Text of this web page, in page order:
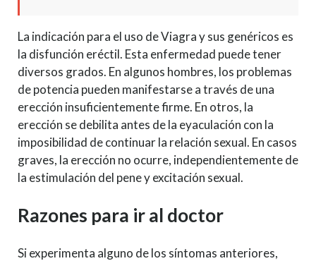
La indicación para el uso de Viagra y sus genéricos es
la disfunción eréctil. Esta enfermedad puede tener
diversos grados. En algunos hombres, los problemas
de potencia pueden manifestarse a través de una
erección insuficientemente firme. En otros, la
erección se debilita antes de la eyaculación con la
imposibilidad de continuar la relación sexual. En casos
graves, la erección no ocurre, independientemente de
la estimulación del pene y excitación sexual.
Razones para ir al doctor
Si experimenta alguno de los síntomas anteriores,